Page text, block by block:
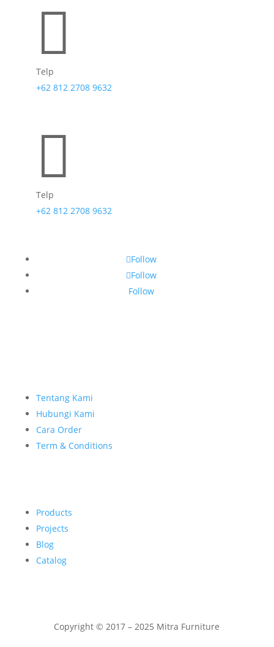

Telp
+62 812 2708 9632

Telp
+62 812 2708 9632
Follow
Follow
Follow
Tentang Kami
Hubungi Kami
Cara Order
Term & Conditions
Products
Projects
Blog
Catalog
Copyright © 2017 – 2025 Mitra Furniture